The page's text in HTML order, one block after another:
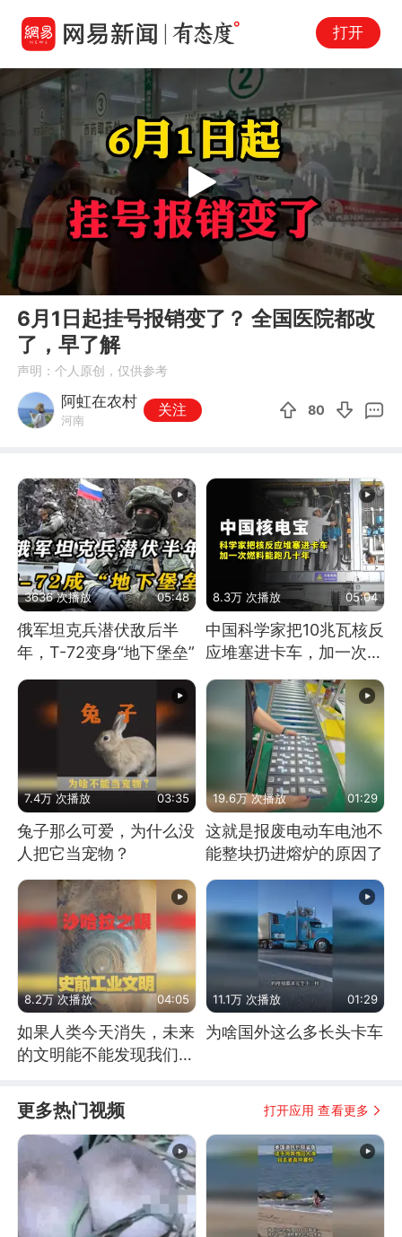
打开
00:00 01:57
Play
6月1日起挂号报销变了？ 全国医院都改
了，早了解
声明：个人原创，仅供参考
阿虹在农村
河南
关注 80
3636 次播放 05:48
俄军坦克兵潜伏敌后半
年，T-72变身“地下堡垒”
8.3万 次播放 05:04
中国科学家把10兆瓦核反
应堆塞进卡车，加一次燃
7.4万 次播放 03:35
兔子那么可爱，为什么没
人把它当宠物？
19.6万 次播放 01:29
这就是报废电动车电池不
能整块扔进熔炉的原因了
8.2万 次播放 04:05
如果人类今天消失，未来
的文明能不能发现我们存
11.1万 次播放 01:29
为啥国外这么多长头卡车
更多热门视频 打开应用 查看更多